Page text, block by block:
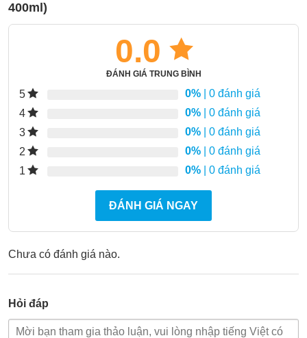
400ml)
0.0
ĐÁNH GIÁ TRUNG BÌNH
5 0% | 0 đánh giá
4
0% | 0 đánh giá
3
0% | 0 đánh giá
2
0% | 0 đánh giá
1
0% | 0 đánh giá
ĐÁNH GIÁ NGAY
Chưa có đánh giá nào.
Hỏi đáp